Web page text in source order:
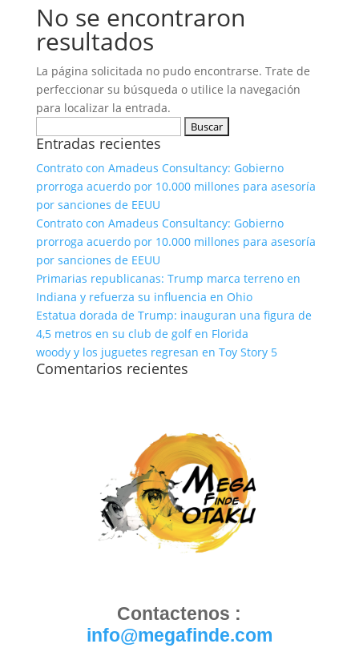
No se encontraron
resultados
La página solicitada no pudo encontrarse. Trate de
perfeccionar su búsqueda o utilice la navegación
para localizar la entrada.
Entradas recientes
Contrato con Amadeus Consultancy: Gobierno
prorroga acuerdo por 10.000 millones para asesoría
por sanciones de EEUU
Contrato con Amadeus Consultancy: Gobierno
prorroga acuerdo por 10.000 millones para asesoría
por sanciones de EEUU
Primarias republicanas: Trump marca terreno en
Indiana y refuerza su influencia en Ohio
Estatua dorada de Trump: inauguran una figura de
4,5 metros en su club de golf en Florida
woody y los juguetes regresan en Toy Story 5
Comentarios recientes
Contactenos :
info@megafinde.com